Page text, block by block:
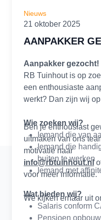
Nieuws
21 oktober 2025
AANPAKKER
Aanpakker gezocht!
RB Tuinhout is op
een enthousiaste
werkt? Dan zijn wij
Wie zoeken wij?
Iemand die van
Iemand die
buiten te werken
Iemand met
Wat bieden wij?
Salaris conform
Pensioen opbouw
Ben je enthousiast
uitmaken van ons
motivatie naar
info@rbtuinhout.nl
voor meer informatie.
We kijken ernaar uit